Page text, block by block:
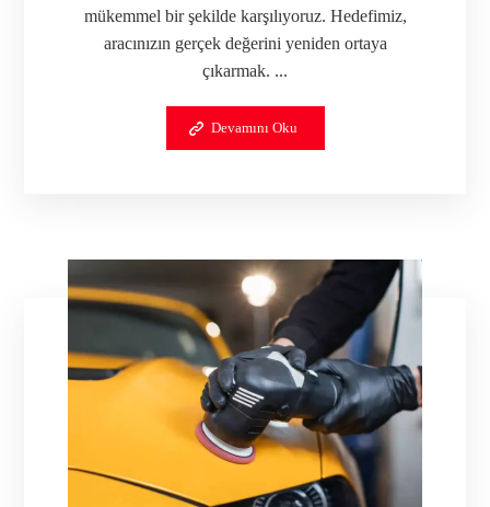
mükemmel bir şekilde karşılıyoruz. Hedefimiz,
aracınızın gerçek değerini yeniden ortaya
çıkarmak. ...
Devamını Oku